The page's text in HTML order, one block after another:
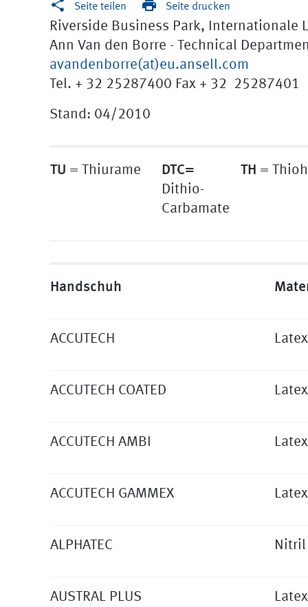
Seite teilen Seite drucken
Riverside Business Park, Internationale
Ann Van den Borre - Technical
avandenborre(at)eu.ansell.com
Tel. + 32 25287400 Fax + 32 25287401
Stand: 04/2010
TU = Thiurame DTC=
Dithio-
Carbamate
TH =
Handschuh
ACCUTECH Latex
ACCUTECH COATED Latex
ACCUTECH AMBI Latex
ACCUTECH GAMMEX Latex
ALPHATEC Nitril
AUSTRAL PLUS Latex